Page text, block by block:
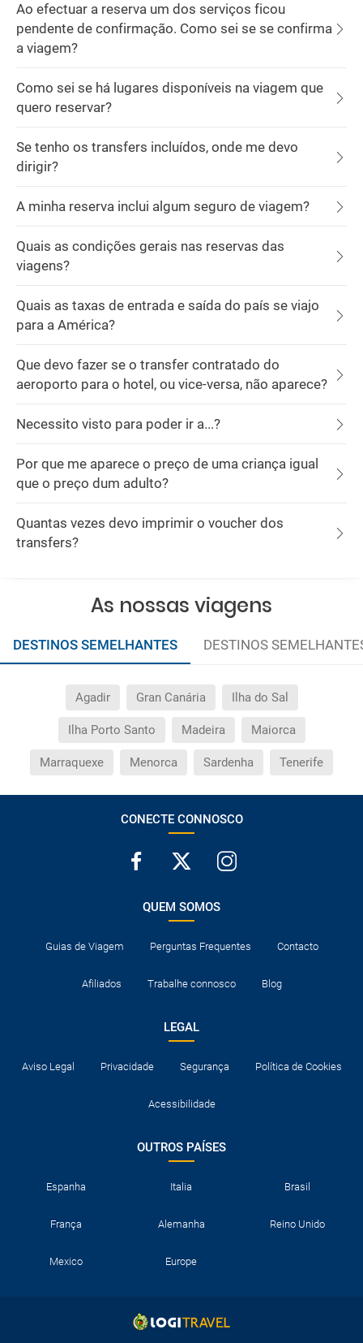
Ao efectuar a reserva um dos serviços ficou
pendente de confirmação. Como sei se se confirma
a viagem?
Como sei se há lugares disponíveis na viagem que
quero reservar?
Se tenho os transfers incluídos, onde me devo
dirigir?
A minha reserva inclui algum seguro de viagem?
Quais as condições gerais nas reservas das
viagens?
Quais as taxas de entrada e saída do país se viajo
para a América?
Que devo fazer se o transfer contratado do
aeroporto para o hotel, ou vice-versa, não aparece?
Necessito visto para poder ir a...?
Por que me aparece o preço de uma criança igual
que o preço dum adulto?
Quantas vezes devo imprimir o voucher dos
transfers?
As nossas viagens
DESTINOS SEMELHANTES DESTINOS
Agadir Gran Canária Ilha do Sal
Ilha Porto Santo Madeira Maiorca
Marraquexe Menorca Sardenha Tenerife
CONECTE CONNOSCO
QUEM SOMOS
Guias de Viagem Perguntas Frequentes Contacto
Afiliados Trabalhe connosco Blog
LEGAL
Aviso Legal Privacidade Segurança Política de Cookies
Acessibilidade
OUTROS PAÍSES
Espanha Italia Brasil
França Alemanha Reino Unido
Mexico Europe